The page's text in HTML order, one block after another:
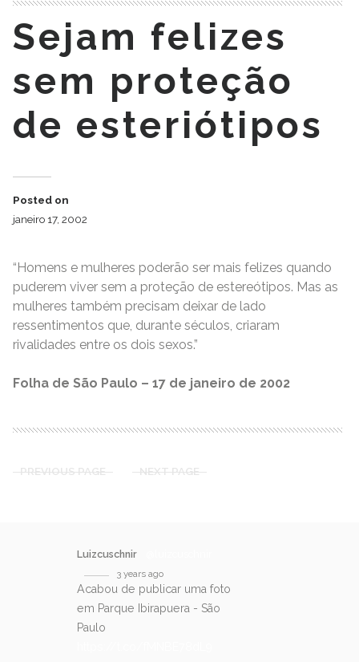
Sejam felizes
sem proteção
de esteriótipos
Posted on
janeiro 17, 2002
“Homens e mulheres poderão ser mais felizes quando
puderem viver sem a proteção de estereótipos. Mas as
mulheres também precisam deixar de lado
ressentimentos que, durante séculos, criaram
rivalidades entre os dois sexos.”
Folha de São Paulo – 17 de janeiro de 2002
PREVIOUS PAGE NEXT PAGE
Luizcuschnir
3 years ago
Acabou de publicar uma foto
em Parque Ibirapuera - São
Paulo